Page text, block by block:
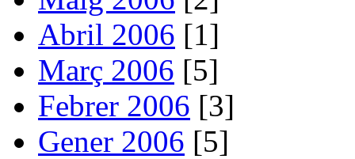
Abril 2006 [1]
Març 2006 [5]
Febrer 2006 [3]
Gener 2006 [5]